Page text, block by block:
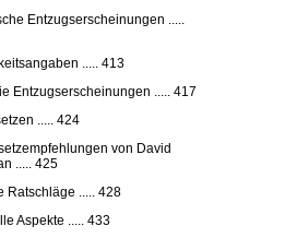
Entzugserscheinungen .....
..... 413
Entzugserscheinungen ..... 417
..... 424
von David
..... 425
Ratschläge ..... 428
Aspekte ..... 433